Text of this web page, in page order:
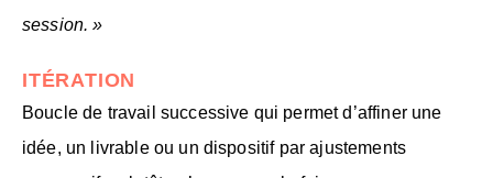
session. »
ITÉRATION
Boucle de travail successive qui permet d’affiner une
idée, un livrable ou un dispositif par ajustements